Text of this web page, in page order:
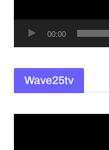
00:00
Wave25tv